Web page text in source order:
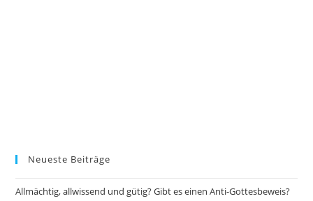
Neueste Beiträge
Allmächtig, allwissend und gütig? Gibt es einen Anti-Gottesbeweis?